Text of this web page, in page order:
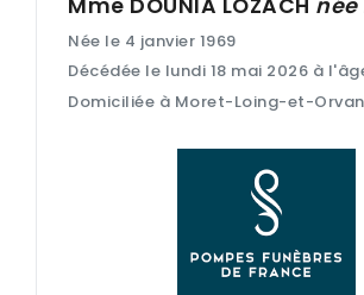
Livraison de plaques
Nos urnes funéraires
ESPACE FAMILLE
Née le 4 janvier 1969
Décédée le lundi 18 mai 2026 à
Domiciliée à Moret-Loing-et-